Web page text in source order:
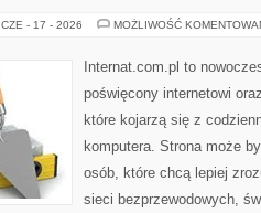
CZE - 17 - 2026 MOŻLIWOŚĆ
Internat.com.pl to
poświęcony internetowi
które kojarzą się z
komputera. Strona może
osób, które chcą lepiej
sieci bezprzewodowych,